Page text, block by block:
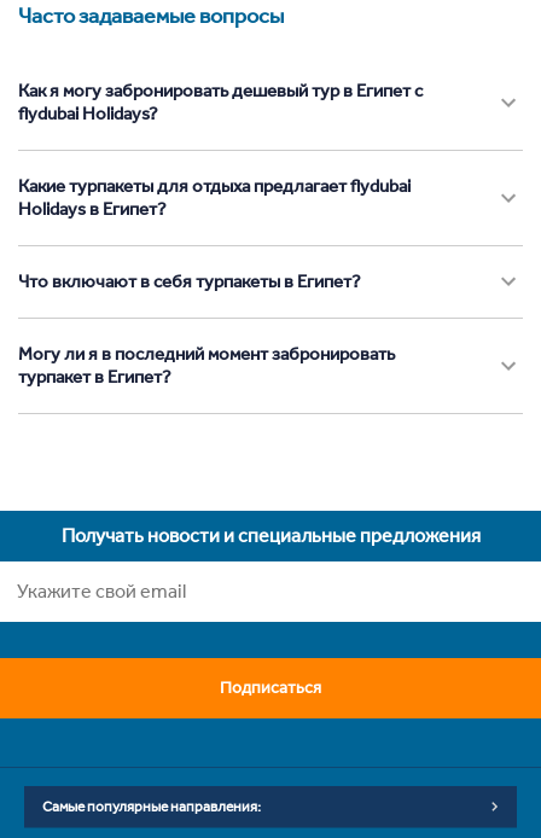
Часто задаваемые вопросы
Как я могу забронировать дешевый тур в Египет с
flydubai Holidays?
Какие турпакеты для отдыха предлагает flydubai
Holidays в Египет?
Что включают в себя турпакеты в Египет?
Могу ли я в последний момент забронировать
турпакет в Египет?
Получать новости и специальные предложения
Подписаться
Самые популярные направления: